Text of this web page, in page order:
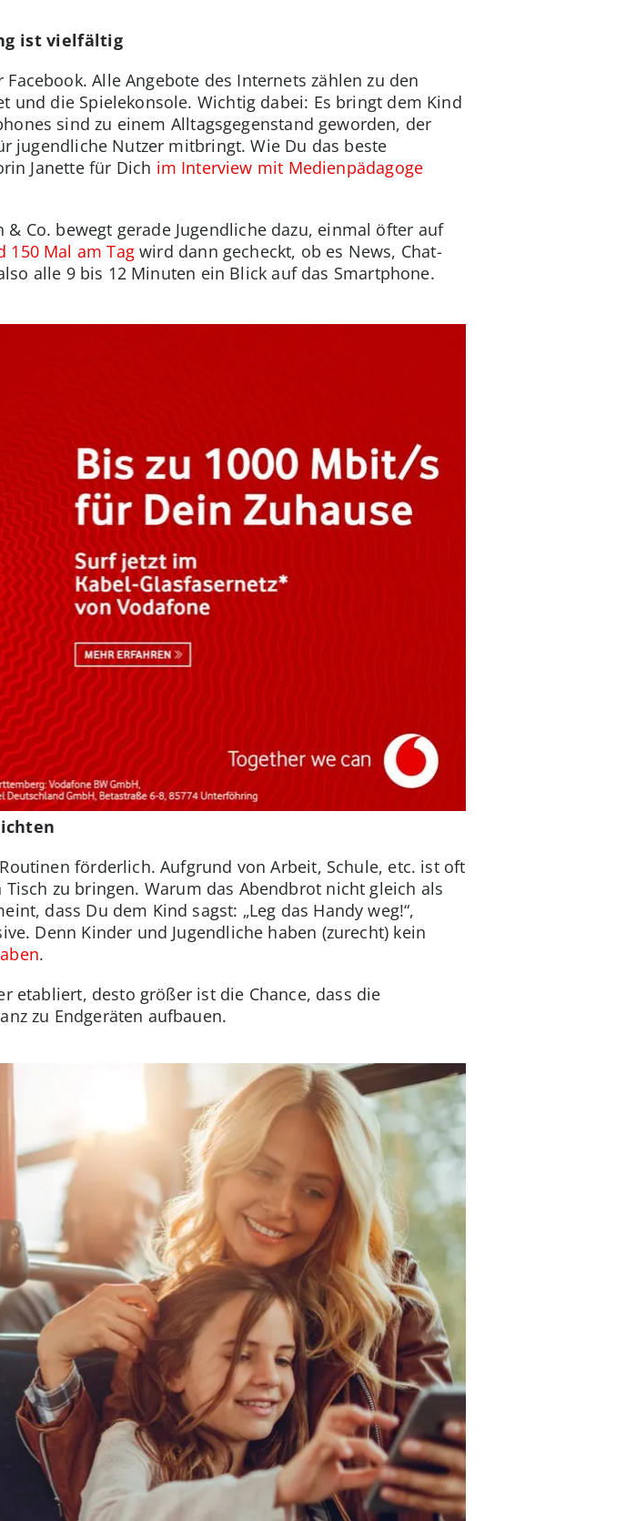
ist vielfältig
Alle Angebote des Internets zählen zu den
und die Spielekonsole. Wichtig dabei: Es bringt dem Kind
sind zu einem Alltagsgegenstand geworden, der
jugendliche Nutzer mitbringt. Wie Du das beste
Janette für Dich im Interview mit Medienpädagoge
Co. bewegt gerade Jugendliche dazu, einmal öfter auf
150 Mal am Tagwird dann gecheckt, ob es News, Chat-
alle 9 bis 12 Minuten ein Blick auf das Smartphone.
förderlich. Aufgrund von Arbeit, Schule, etc. ist oft
zu bringen. Warum das Abendbrot nicht gleich als
dass Du dem Kind sagst: „Leg das Handy weg!“,
Denn Kinder und Jugendliche haben (zurecht) kein
.
etabliert, desto größer ist die Chance, dass die
zu Endgeräten aufbauen.